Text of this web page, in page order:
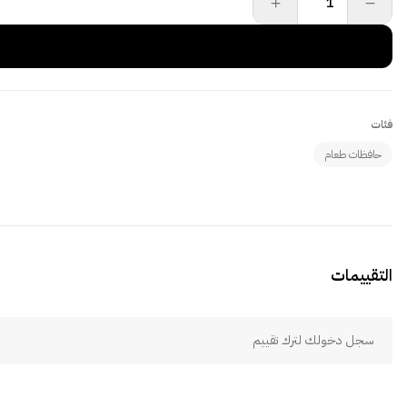
فئات
حافظات طعام
التقييمات
سجل دخولك لترك تقييم